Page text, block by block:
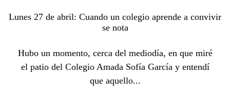
Lunes 27 de abril: Cuando un colegio aprende a convivir
se nota
Hubo un momento, cerca del mediodía, en que miré
el patio del Colegio Amada Sofía García y entendí
que aquello...